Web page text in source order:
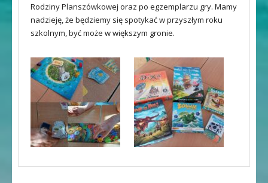
Rodziny Planszówkowej oraz po egzemplarzu gry. Mamy
nadzieję, że będziemy się spotykać w przyszłym roku
szkolnym, być może w większym gronie.